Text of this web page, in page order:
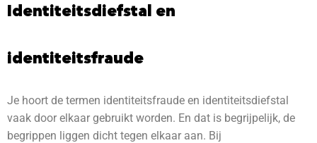
Identiteitsdiefstal en
identiteitsfraude
Je hoort de termen identiteitsfraude en identiteitsdiefstal
vaak door elkaar gebruikt worden. En dat is begrijpelijk, de
begrippen liggen dicht tegen elkaar aan. Bij